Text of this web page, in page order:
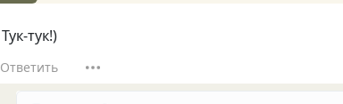
Тук-тук!)
Ответить